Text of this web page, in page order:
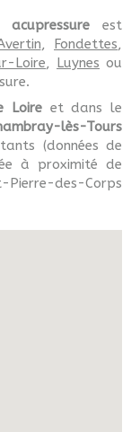
est
, Fondettes,
Loire, Luynes ou
Loire et dans le
lès-Tours
(données de
à proximité de
des-Corps